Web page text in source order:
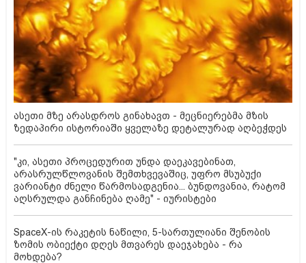
ასეთი მზე არასდროს გინახავთ - მეცნიერებმა მზის
ზედაპირი ისტორიაში ყველაზე დეტალურად აღბეჭდეს
"კი, ასეთი პროცედურით უნდა დაეკავებინათ,
არასრულწლოვანის შემთხვევაშიც, უფრო მსუბუქი
ვარიანტი ძნელი წარმოსადგენია... ბუნდოვანია, რატომ
აღსრულდა განჩინება ღამე" - იურისტები
SpaceX-ის რაკეტის ნაწილი, 5-სართულიანი შენობის
ზომის ობიექტი დღეს მთვარეს დაეჯახება - რა
მოხდება?